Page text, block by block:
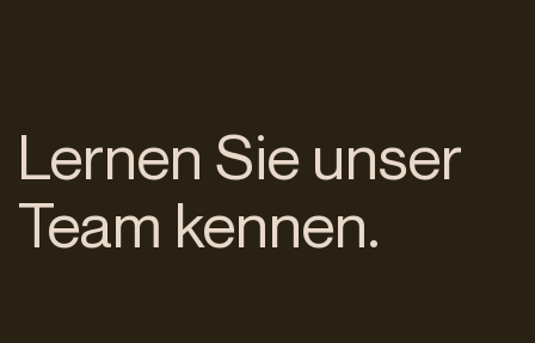
Lernen Sie unser
Team kennen.